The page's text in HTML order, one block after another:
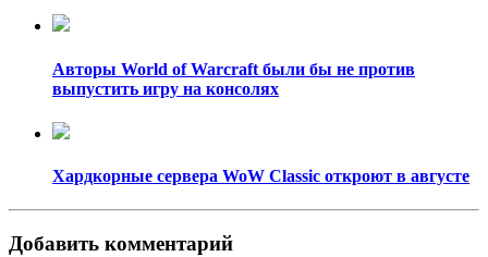
Авторы World of Warcraft были бы не против
выпустить игру на консолях
Хардкорные сервера WoW Classic откроют в августе
Добавить комментарий